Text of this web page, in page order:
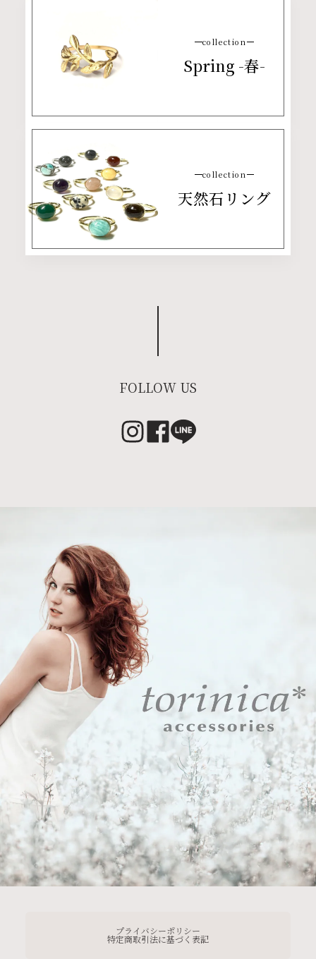
collection
Spring -春-
collection
天然石リング
FOLLOW US
プライバシーポリシー
特定商取引法に基づく表記